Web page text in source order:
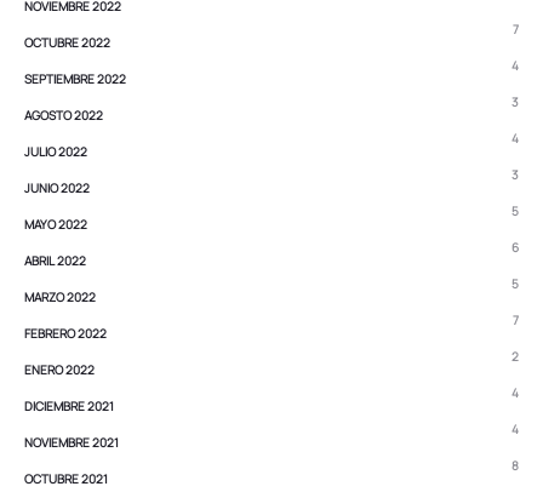
NOVIEMBRE 2022
OCTUBRE 2022
7
SEPTIEMBRE 2022
4
AGOSTO 2022
3
JULIO 2022
4
JUNIO 2022
3
MAYO 2022
5
ABRIL 2022
6
MARZO 2022
5
FEBRERO 2022
7
ENERO 2022
2
DICIEMBRE 2021
4
NOVIEMBRE 2021
4
OCTUBRE 2021
8